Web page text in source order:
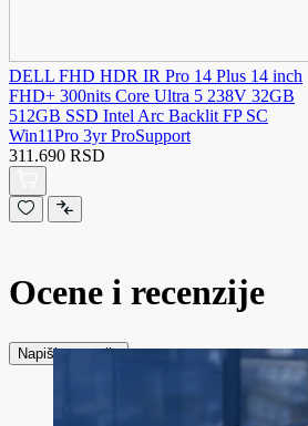
DELL FHD HDR IR Pro 14 Plus 14 inch
FHD+ 300nits Core Ultra 5 238V 32GB
512GB SSD Intel Arc Backlit FP SC
Win11Pro 3yr ProSupport
311.690 RSD
Ocene i recenzije
Napiši recenziju